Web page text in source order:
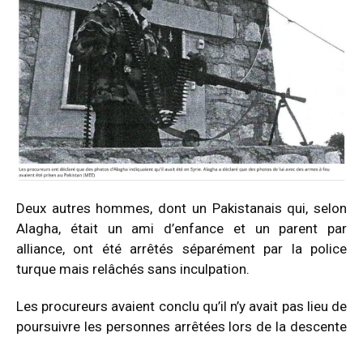
Deux autres hommes, dont un Pakistanais qui, selon
Alagha, était un ami d’enfance et un parent par
alliance, ont été arrêtés séparément par la police
turque mais relâchés sans inculpation.
Les procureurs avaient conclu qu’il n’y avait pas lieu de
poursuivre les personnes arrêtées lors de la descente